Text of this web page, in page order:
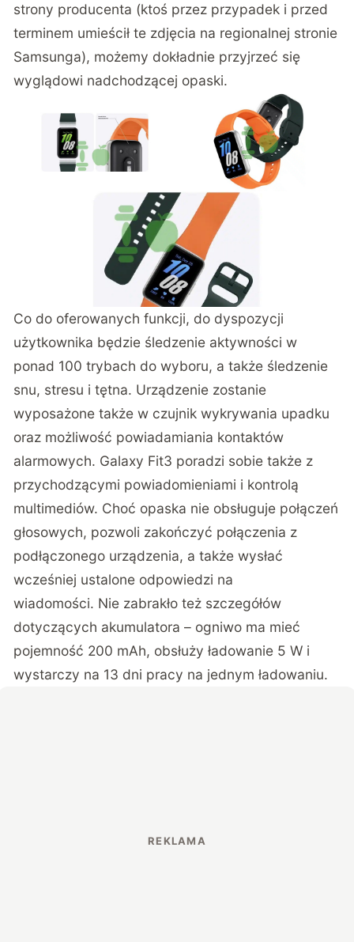
strony producenta (ktoś przez przypadek i przed
terminem umieścił te zdjęcia na regionalnej stronie
Samsunga), możemy dokładnie przyjrzeć się
wyglądowi nadchodzącej opaski.
Co do oferowanych funkcji, do dyspozycji
użytkownika będzie śledzenie aktywności w
ponad 100 trybach do wyboru, a także śledzenie
snu, stresu i tętna. Urządzenie zostanie
wyposażone także w czujnik wykrywania upadku
oraz możliwość powiadamiania kontaktów
alarmowych. Galaxy Fit3 poradzi sobie także z
przychodzącymi powiadomieniami i kontrolą
multimediów. Choć opaska nie obsługuje połączeń
głosowych, pozwoli zakończyć połączenia z
podłączonego urządzenia, a także wysłać
wcześniej ustalone odpowiedzi na
wiadomości. Nie zabrakło też szczegółów
dotyczących akumulatora – ogniwo ma mieć
pojemność 200 mAh, obsłuży ładowanie 5 W i
wystarczy na 13 dni pracy na jednym ładowaniu.